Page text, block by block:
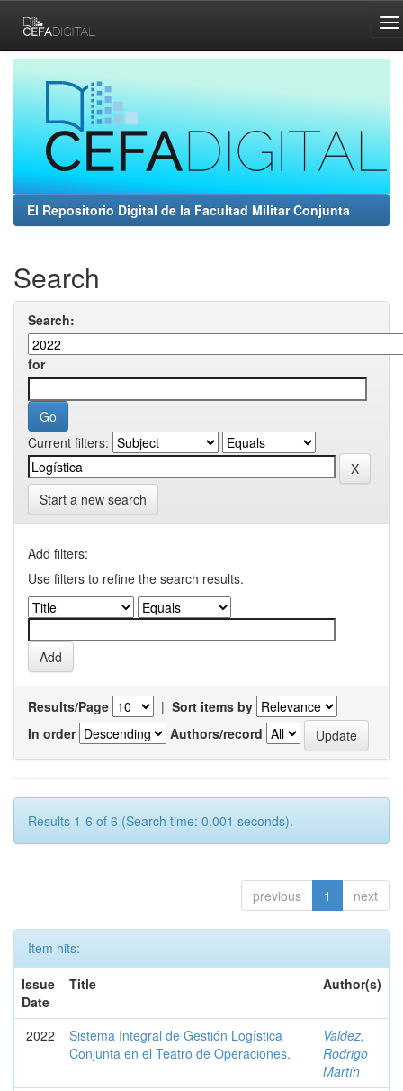
navigation
El Repositorio Digital de la Facultad Militar Conjunta
Search
Search:
for
Current filters:
Start a new search
Add filters:
Use filters to refine the search results.
Results/Page | Sort items by
In order
Authors/record
Results 1-6 of 6 (Search time: 0.001 seconds).
previous 1 next
Item hits:
Issue
Date
Title Author(s)
2022
Sistema Integral de Gestión Logística
Conjunta en el Teatro de Operaciones.
Valdez,
Rodrigo
Martín